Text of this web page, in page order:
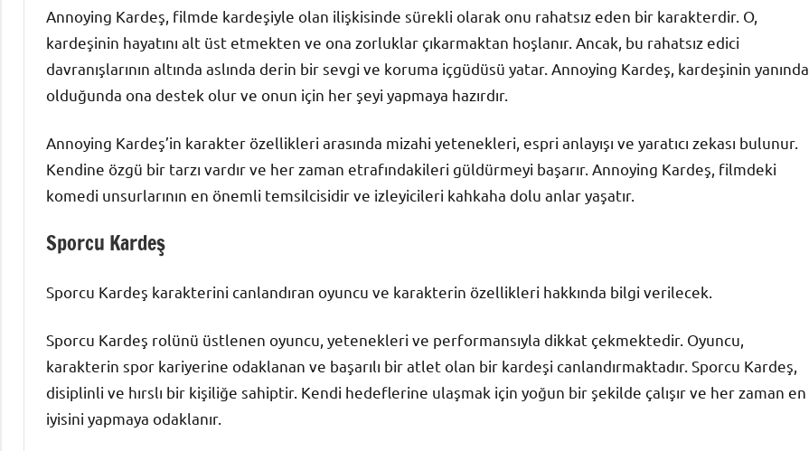
Annoying Kardeş, filmde kardeşiyle olan ilişkisinde sürekli olarak onu rahatsız eden bir karakterdir. O,
kardeşinin hayatını alt üst etmekten ve ona zorluklar çıkarmaktan hoşlanır. Ancak, bu rahatsız edici
davranışlarının altında aslında derin bir sevgi ve koruma içgüdüsü yatar. Annoying Kardeş, kardeşinin yanında
olduğunda ona destek olur ve onun için her şeyi yapmaya hazırdır.
Annoying Kardeş’in karakter özellikleri arasında mizahi yetenekleri, espri anlayışı ve yaratıcı zekası bulunur.
Kendine özgü bir tarzı vardır ve her zaman etrafındakileri güldürmeyi başarır. Annoying Kardeş, filmdeki
komedi unsurlarının en önemli temsilcisidir ve izleyicileri kahkaha dolu anlar yaşatır.
Sporcu Kardeş
Sporcu Kardeş karakterini canlandıran oyuncu ve karakterin özellikleri hakkında bilgi verilecek.
Sporcu Kardeş rolünü üstlenen oyuncu, yetenekleri ve performansıyla dikkat çekmektedir. Oyuncu,
karakterin spor kariyerine odaklanan ve başarılı bir atlet olan bir kardeşi canlandırmaktadır. Sporcu Kardeş,
disiplinli ve hırslı bir kişiliğe sahiptir. Kendi hedeflerine ulaşmak için yoğun bir şekilde çalışır ve her zaman en
iyisini yapmaya odaklanır.